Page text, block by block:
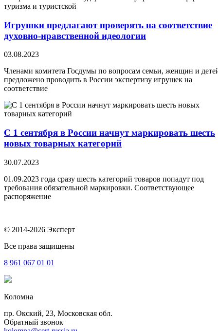
туризма и туристской
Игрушки предлагают проверять на соответствие
духовно-нравственной идеологии
03.08.2023
Членами комитета Госдумы по вопросам семьи, женщин и
предложено проводить в России экспертизу игрушек на
соответствие
С 1 сентября в России начнут маркировать шесть
новых товарных категорий
30.07.2023
01.09.2023 года сразу шесть категорий товаров попадут под
требования обязательной маркировки. Соответствующее
распоряжение
© 2014-2026 Эксперт
Все права защищены
8 961 067 01 01
Коломна
пр. Окский, 23, Московская обл.
Обратный звонок